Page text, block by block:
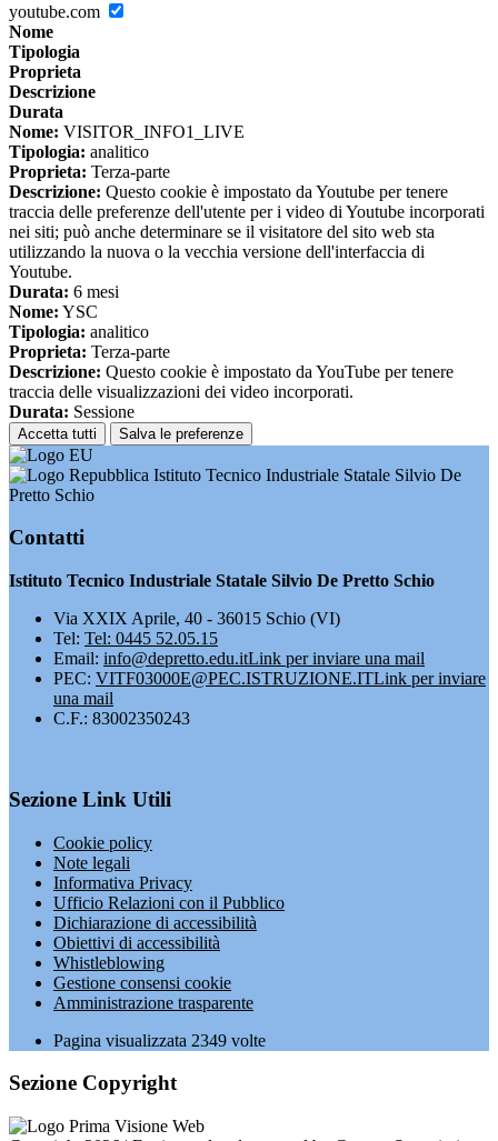
youtube.com
Nome
Tipologia
Proprieta
Descrizione
Durata
Nome: VISITOR_INFO1_LIVE
Tipologia: analitico
Proprieta: Terza-parte
Descrizione: Questo cookie è impostato da Youtube per tenere
traccia delle preferenze dell'utente per i video di Youtube incorporati
nei siti; può anche determinare se il visitatore del sito web sta
utilizzando la nuova o la vecchia versione dell'interfaccia di
Youtube.
Durata: 6 mesi
Nome: YSC
Tipologia: analitico
Proprieta: Terza-parte
Descrizione: Questo cookie è impostato da YouTube per tenere
traccia delle visualizzazioni dei video incorporati.
Durata: Sessione
Accetta tutti Salva le preferenze
Istituto Tecnico Industriale Statale Silvio De
Pretto Schio
Contatti
Istituto Tecnico Industriale Statale Silvio De Pretto Schio
Via XXIX Aprile, 40 - 36015 Schio (VI)
Tel: Tel: 0445 52.05.15
Email: info@depretto.edu.itLink per inviare una mail
PEC: VITF03000E@PEC.ISTRUZIONE.ITLink per inviare
una mail
C.F.: 83002350243
Sezione Link Utili
Cookie policy
Note legali
Informativa Privacy
Ufficio Relazioni con il Pubblico
Dichiarazione di accessibilità
Obiettivi di accessibilità
Whistleblowing
Gestione consensi cookie
Amministrazione trasparente
Pagina visualizzata 2349 volte
Sezione Copyright